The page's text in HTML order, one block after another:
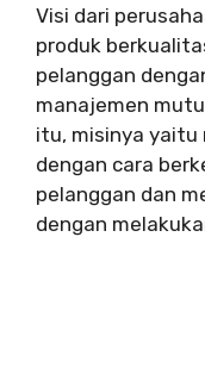
Visi dari
produk
pelanggan
manajemen
itu, misinya yaitu
dengan cara
pelanggan dan
dengan